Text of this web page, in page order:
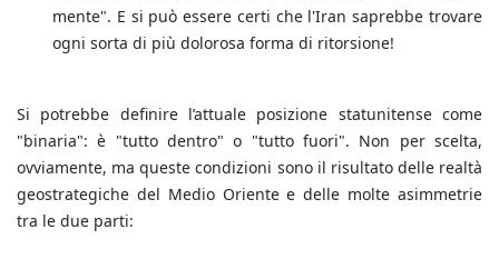
mente". E si può essere certi che l'Iran saprebbe trovare
ogni sorta di più dolorosa forma di ritorsione!
Si potrebbe definire l’attuale posizione statunitense come
"binaria": è "tutto dentro" o "tutto fuori". Non per scelta,
ovviamente, ma queste condizioni sono il risultato delle realtà
geostrategiche del Medio Oriente e delle molte asimmetrie
tra le due parti: